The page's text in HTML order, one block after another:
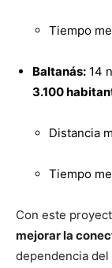
Tiempo
Baltanás: 14
3.100
Distancia
Tiempo
Con este
mejorar la
dependencia